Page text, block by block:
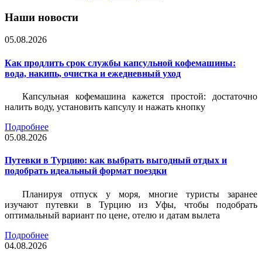
Наши новости
05.08.2026
Как продлить срок службы капсульной кофемашины:
вода, накипь, очистка и ежедневный уход
Капсульная кофемашина кажется простой: достаточно
налить воду, установить капсулу и нажать кнопку
Подробнее
05.08.2026
Путевки в Турцию: как выбрать выгодный отдых и
подобрать идеальный формат поездки
Планируя отпуск у моря, многие туристы заранее
изучают путевки в Турцию из Уфы, чтобы подобрать
оптимальный вариант по цене, отелю и датам вылета
Подробнее
04.08.2026